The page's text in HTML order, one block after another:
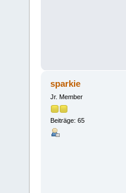
sparkie
Jr. Member
Beiträge: 65